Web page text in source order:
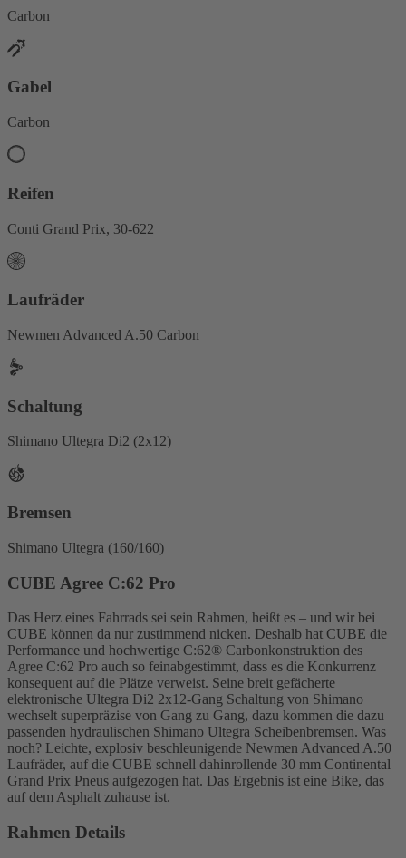
Carbon
Gabel
Carbon
Reifen
Conti Grand Prix, 30-622
Laufräder
Newmen Advanced A.50 Carbon
Schaltung
Shimano Ultegra Di2 (2x12)
Bremsen
Shimano Ultegra (160/160)
CUBE Agree C:62 Pro
Das Herz eines Fahrrads sei sein Rahmen, heißt es – und wir bei
CUBE können da nur zustimmend nicken. Deshalb hat CUBE die
Performance und hochwertige C:62® Carbonkonstruktion des
Agree C:62 Pro auch so feinabgestimmt, dass es die Konkurrenz
konsequent auf die Plätze verweist. Seine breit gefächerte
elektronische Ultegra Di2 2x12-Gang Schaltung von Shimano
wechselt superpräzise von Gang zu Gang, dazu kommen die dazu
passenden hydraulischen Shimano Ultegra Scheibenbremsen. Was
noch? Leichte, explosiv beschleunigende Newmen Advanced A.50
Laufräder, auf die CUBE schnell dahinrollende 30 mm Continental
Grand Prix Pneus aufgezogen hat. Das Ergebnis ist eine Bike, das
auf dem Asphalt zuhause ist.
Rahmen Details